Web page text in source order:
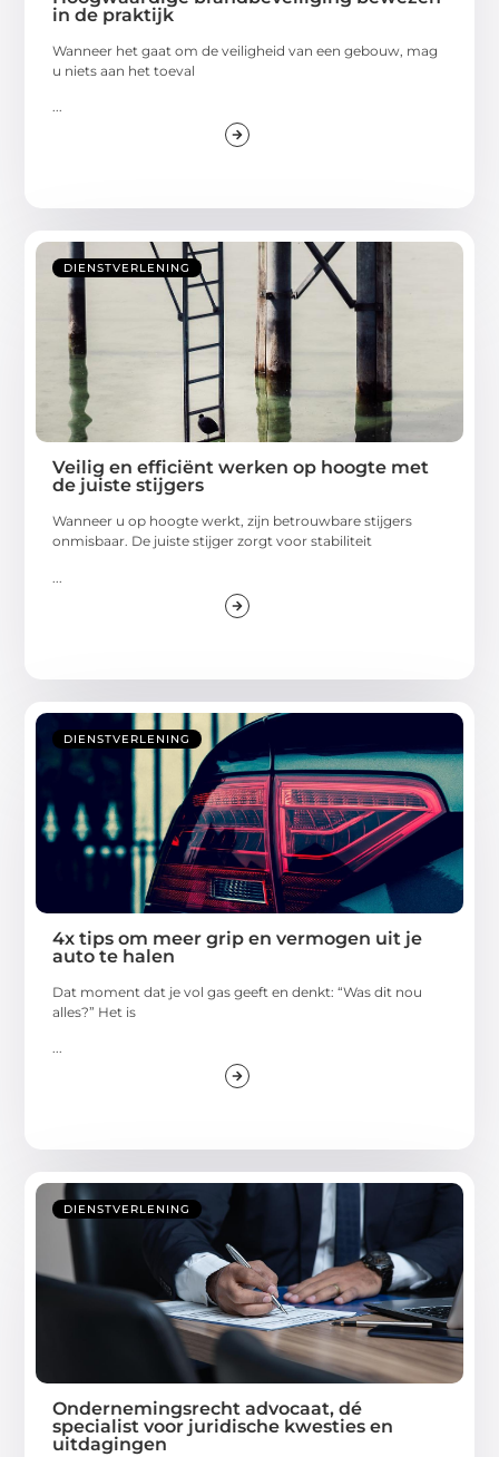
in de praktijk
Wanneer het gaat om de veiligheid van een gebouw, mag
u niets aan het toeval
...
DIENSTVERLENING
Veilig en efficiënt werken op hoogte met
de juiste stijgers
Wanneer u op hoogte werkt, zijn betrouwbare stijgers
onmisbaar. De juiste stijger zorgt voor stabiliteit
DIENSTVERLENING
4x tips om meer grip en vermogen uit je
auto te halen
Dat moment dat je vol gas geeft en denkt: “Was dit nou
alles?” Het is
...
DIENSTVERLENING
Ondernemingsrecht advocaat, dé
specialist voor juridische kwesties en
uitdagingen